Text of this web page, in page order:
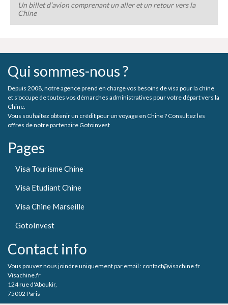
Un billet d’avion comprenant un aller et un retour vers la
Chine
Qui sommes-nous ?
Depuis 2008, notre agence prend en charge vos besoins de visa pour la chine
et s'occupe de toutes vos démarches administratives pour votre départ vers la
Chine.
Vous souhaitez obtenir un crédit pour un voyage en Chine ? Consultez les
offres de notre partenaire Gotoinvest
Pages
Visa Tourisme Chine
Visa Etudiant Chine
Visa Chine Marseille
GotoInvest
Contact info
Vous pouvez nous joindre uniquement par email : contact@visachine.fr
Visachine.fr
124 rue d'Aboukir,
75002 Paris